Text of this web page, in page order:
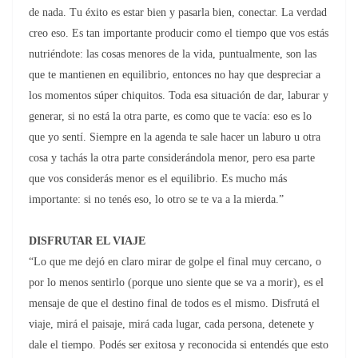
de nada. Tu éxito es estar bien y pasarla bien, conectar. La verdad
creo eso. Es tan importante producir como el tiempo que vos estás
nutriéndote: las cosas menores de la vida, puntualmente, son las
que te mantienen en equilibrio, entonces no hay que despreciar a
los momentos súper chiquitos. Toda esa situación de dar, laburar y
generar, si no está la otra parte, es como que te vacía: eso es lo
que yo sentí. Siempre en la agenda te sale hacer un laburo u otra
cosa y tachás la otra parte considerándola menor, pero esa parte
que vos considerás menor es el equilibrio. Es mucho más
importante: si no tenés eso, lo otro se te va a la mierda.”
DISFRUTAR EL VIAJE
“Lo que me dejó en claro mirar de golpe el final muy cercano, o
por lo menos sentirlo (porque uno siente que se va a morir), es el
mensaje de que el destino final de todos es el mismo. Disfrutá el
viaje, mirá el paisaje, mirá cada lugar, cada persona, detenete y
dale el tiempo. Podés ser exitosa y reconocida si entendés que esto